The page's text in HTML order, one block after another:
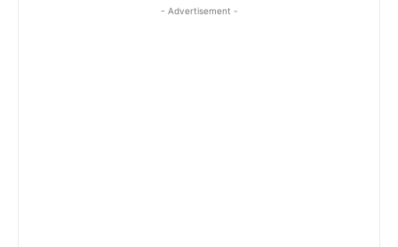
- Advertisement -